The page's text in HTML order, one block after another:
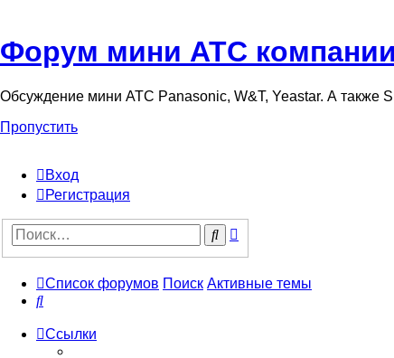
Форум мини АТС
Обсуждение мини АТС Panasonic, W&T, Yeastar. А также
Пропустить
Вход
Регистрация
Поиск
Список форумов Поиск Активные темы
Поиск
Ссылки